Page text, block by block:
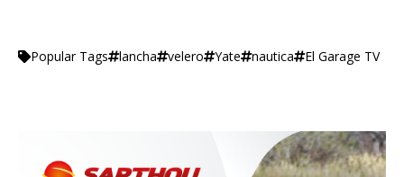
Popular Tags lancha velero Yate nautica El Garage TV